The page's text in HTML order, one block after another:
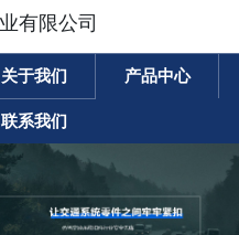
有限公司
关于我们 产品中心
联系我们